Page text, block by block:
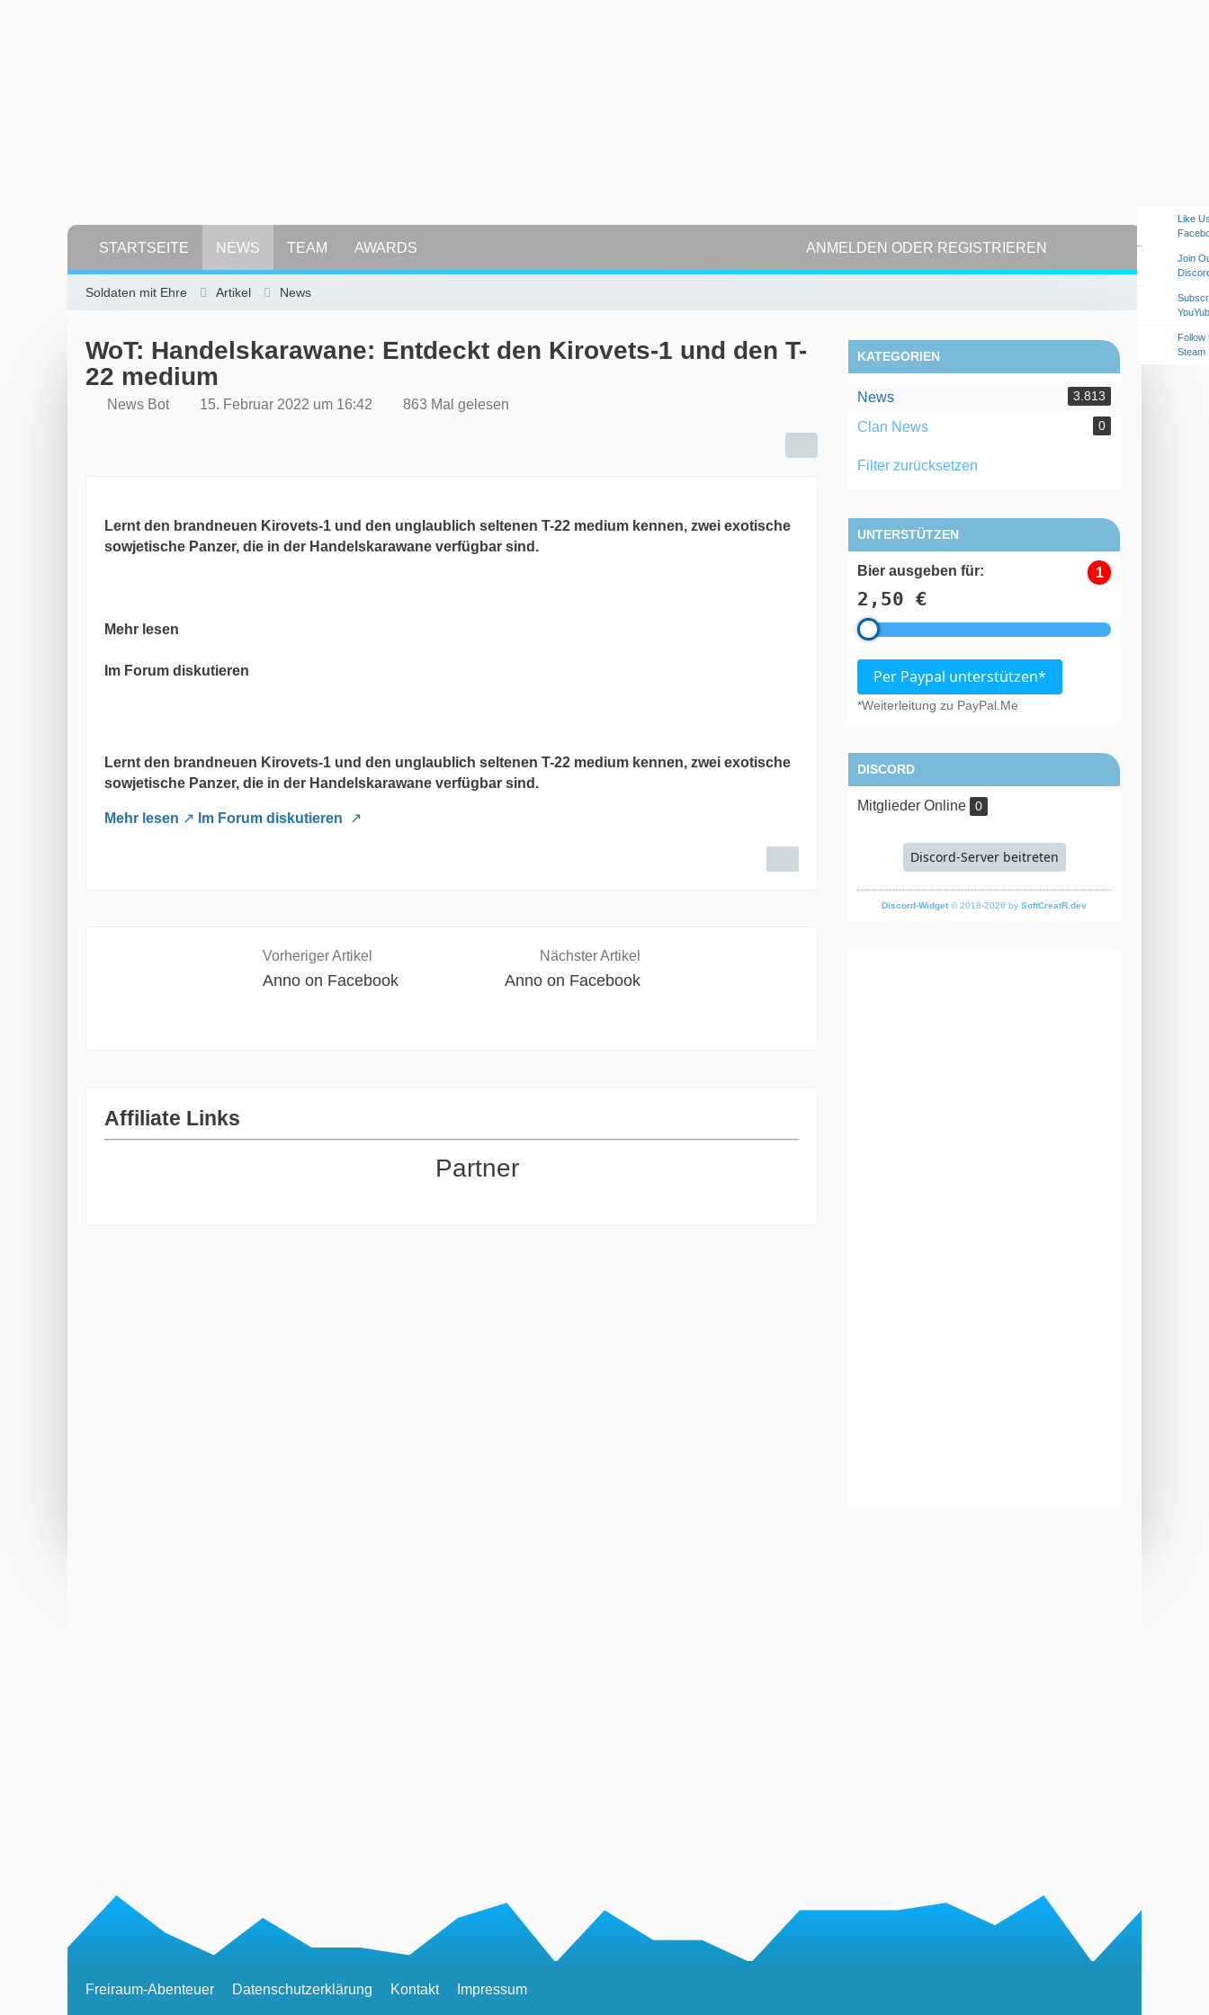
STARTSEITE NEWS TEAM AWARDS ANMELDEN ODER REGISTRIEREN
Soldaten mit Ehre Artikel News
WoT: Handelskarawane: Entdeckt den Kirovets-1 und den T-
22 medium
News Bot 15. Februar 2022 um 16:42 863 Mal gelesen
Lernt den brandneuen Kirovets-1 und den unglaublich seltenen T-22 medium kennen, zwei exotische
sowjetische Panzer, die in der Handelskarawane verfügbar sind.
Mehr lesen
Im Forum diskutieren
Lernt den brandneuen Kirovets-1 und den unglaublich seltenen T-22 medium kennen, zwei exotische
sowjetische Panzer, die in der Handelskarawane verfügbar sind.
Mehr lesen Im Forum diskutieren
Vorheriger Artikel
Anno on Facebook
Nächster Artikel
Anno on Facebook
Affiliate Links
Partner
KATEGORIEN
News 3.813
Clan News 0
Filter zurücksetzen
UNTERSTÜTZEN
Bier ausgeben für:
2,50 €
1
Per Paypal unterstützen*
*Weiterleitung zu PayPal.Me
DISCORD
Mitglieder Online 0
Discord-Server beitreten
Discord-Widget© 2018-2026 by SoftCreatR.dev
Freiraum-Abenteuer Datenschutzerklärung Kontakt Impressum
Like
Join
Follow
Steam